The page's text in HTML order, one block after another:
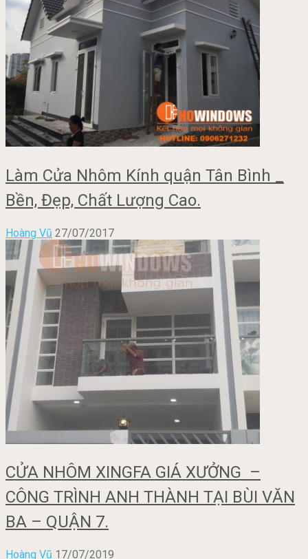
Làm Cửa Nhôm Kính quận Tân Bình _
Bền, Đẹp, Chất Lượng Cao.
Hoàng Vũ 27/07/2017
CỬA NHÔM XINGFA GIÁ XƯỞNG –
CÔNG TRÌNH ANH THÀNH TẠI BÙI VĂN
BA – QUẬN 7.
Hoàng Vũ 17/07/2019